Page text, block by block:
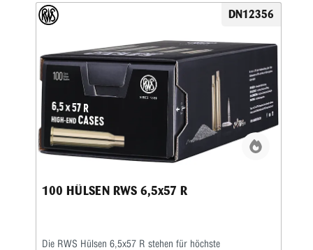
Lebensdauer und ermöglicht eine mehrfache
Wiederverwendung beim Wiederladen. Dank der sauberen
komfortabel kalibrieren, laden und weiterverarbeiten.
Dadurch eignen sie sich ideal für anspruchsvolle
Wiederlader, die Wert auf gleichbleibende Qualität und
präzise Ergebnisse legen. Wer hochwertige Komponenten
für seine Munition sucht, trifft mit RWS Hülsen 6,5x57 eine
zuverlässige Wahl für präzises Wiederladen im beliebten
Jagdkaliber 6,5x57.
DN12356
100 HÜLSEN RWS 6,5x57 R
Die RWS Hülsen 6,5x57 R stehen für höchste